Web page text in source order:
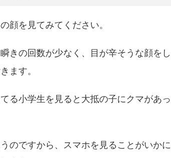
顔を見てみてください。
きの回数が少なく、目が辛そうな顔をし
ます。
る小学生を見ると大抵の子にクマがあっ
のですから、スマホを見ることがいかに